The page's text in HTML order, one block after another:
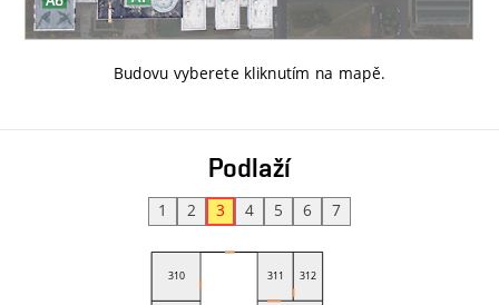
Budovu vyberete kliknutím na mapě.
Podlaží
1 2 3 4 5 6 7